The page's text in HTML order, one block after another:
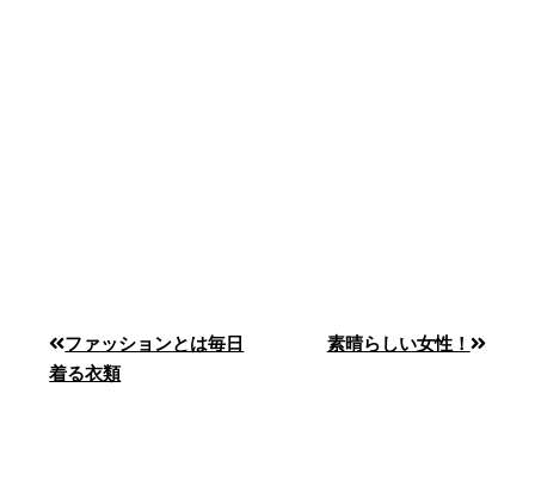
ファッションとは毎日
着る衣類
素晴らしい女性！